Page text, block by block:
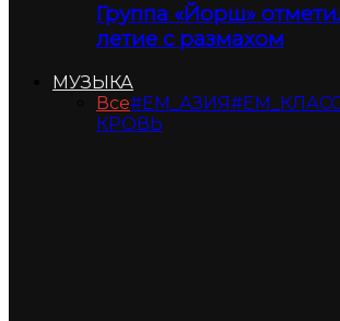
Группа «Йорш»
летие с размахом
МУЗЫКА
Все#ЕМ_АЗИЯ
КРОВЬ